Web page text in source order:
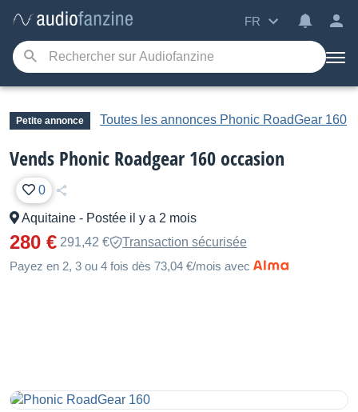
FR
Petite annonce Toutes les annonces Phonic RoadGear 160
Vends Phonic Roadgear 160 occasion
0
Aquitaine - Postée il y a 2 mois
280 € 291,42 €
Transaction sécurisée
Payez en 2, 3 ou 4 fois dès 73,04 €/mois avec